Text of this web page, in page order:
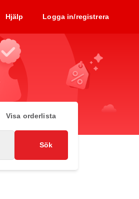
Hjälp Logga in/registrera
Visa orderlista
Sök